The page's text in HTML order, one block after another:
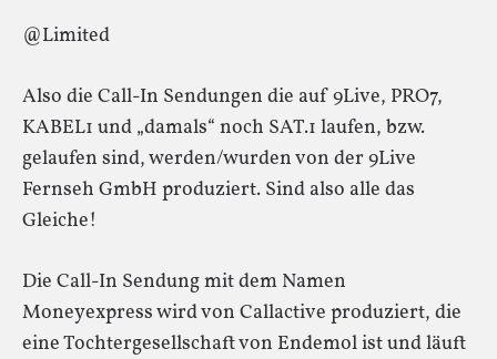
@Limited
Also die Call-In Sendungen die auf 9Live, PRO7,
KABEL1 und „damals“ noch SAT.1 laufen, bzw.
gelaufen sind, werden/wurden von der 9Live
Fernseh GmbH produziert. Sind also alle das
Gleiche!
Die Call-In Sendung mit dem Namen
Moneyexpress wird von Callactive produziert, die
eine Tochtergesellschaft von Endemol ist und läuft